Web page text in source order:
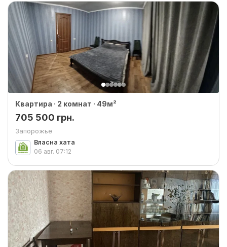
Квартира · 2 комнат · 49м²
705 500 грн.
Запорожье
Власна хата
06 авг. 07:12